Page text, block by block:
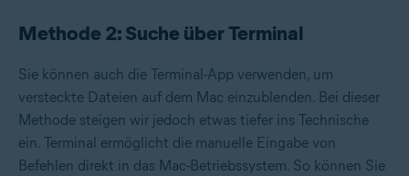
Methode 2: Suche über Terminal
Sie können auch die Terminal-App verwenden, um
versteckte Dateien auf dem Mac einzublenden. Bei dieser
Methode steigen wir jedoch etwas tiefer ins Technische
ein. Terminal ermöglicht die manuelle Eingabe von
Befehlen direkt in das Mac-Betriebssystem. So können Sie